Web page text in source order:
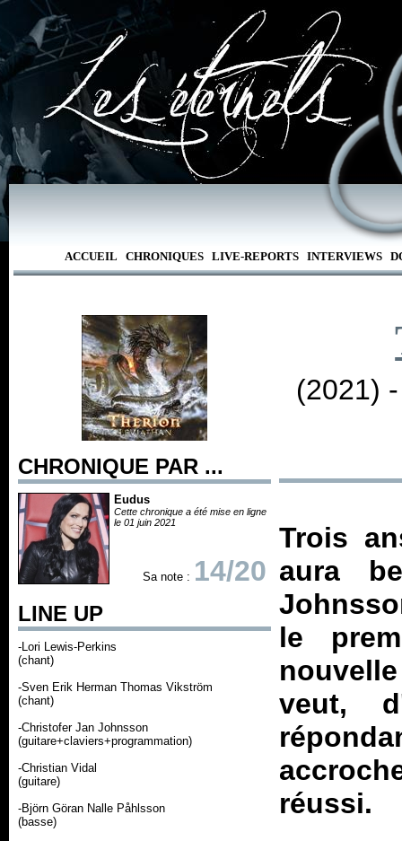
ACCUEIL CHRONIQUES LIVE-REPORTS INTERVIEWS
CHRONIQUE PAR ...
Eudus
Cette chronique a été mise en ligne
le 01 juin 2021
Sa note : 14/20
LINE UP
-Lori Lewis-Perkins
(chant)
-Sven Erik Herman Thomas Vikström
(chant)
-Christofer Jan Johnsson
(guitare+claviers+programmation)
-Christian Vidal
(guitare)
-Björn Göran Nalle Påhlsson
(basse)
(2021)
Trois
aura
le
veut,
réussi.